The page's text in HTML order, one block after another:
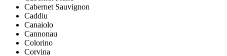
Cabernet Sauvignon
Caddiu
Canaiolo
Cannonau
Colorino
Corvina